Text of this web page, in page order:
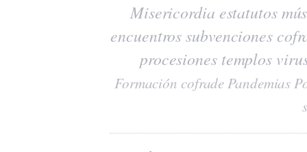
Misericordia estatutos
encuentrossubvenciones
procesiones templos
Formación cofradePandemias